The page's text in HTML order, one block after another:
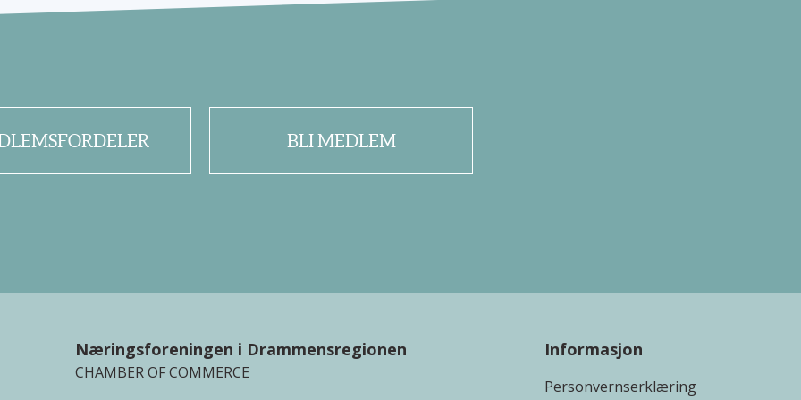
BLI MEDLEM
Næringsforeningen i Drammensregionen
CHAMBER OF COMMERCE
Informasjon
Personvernserklæring